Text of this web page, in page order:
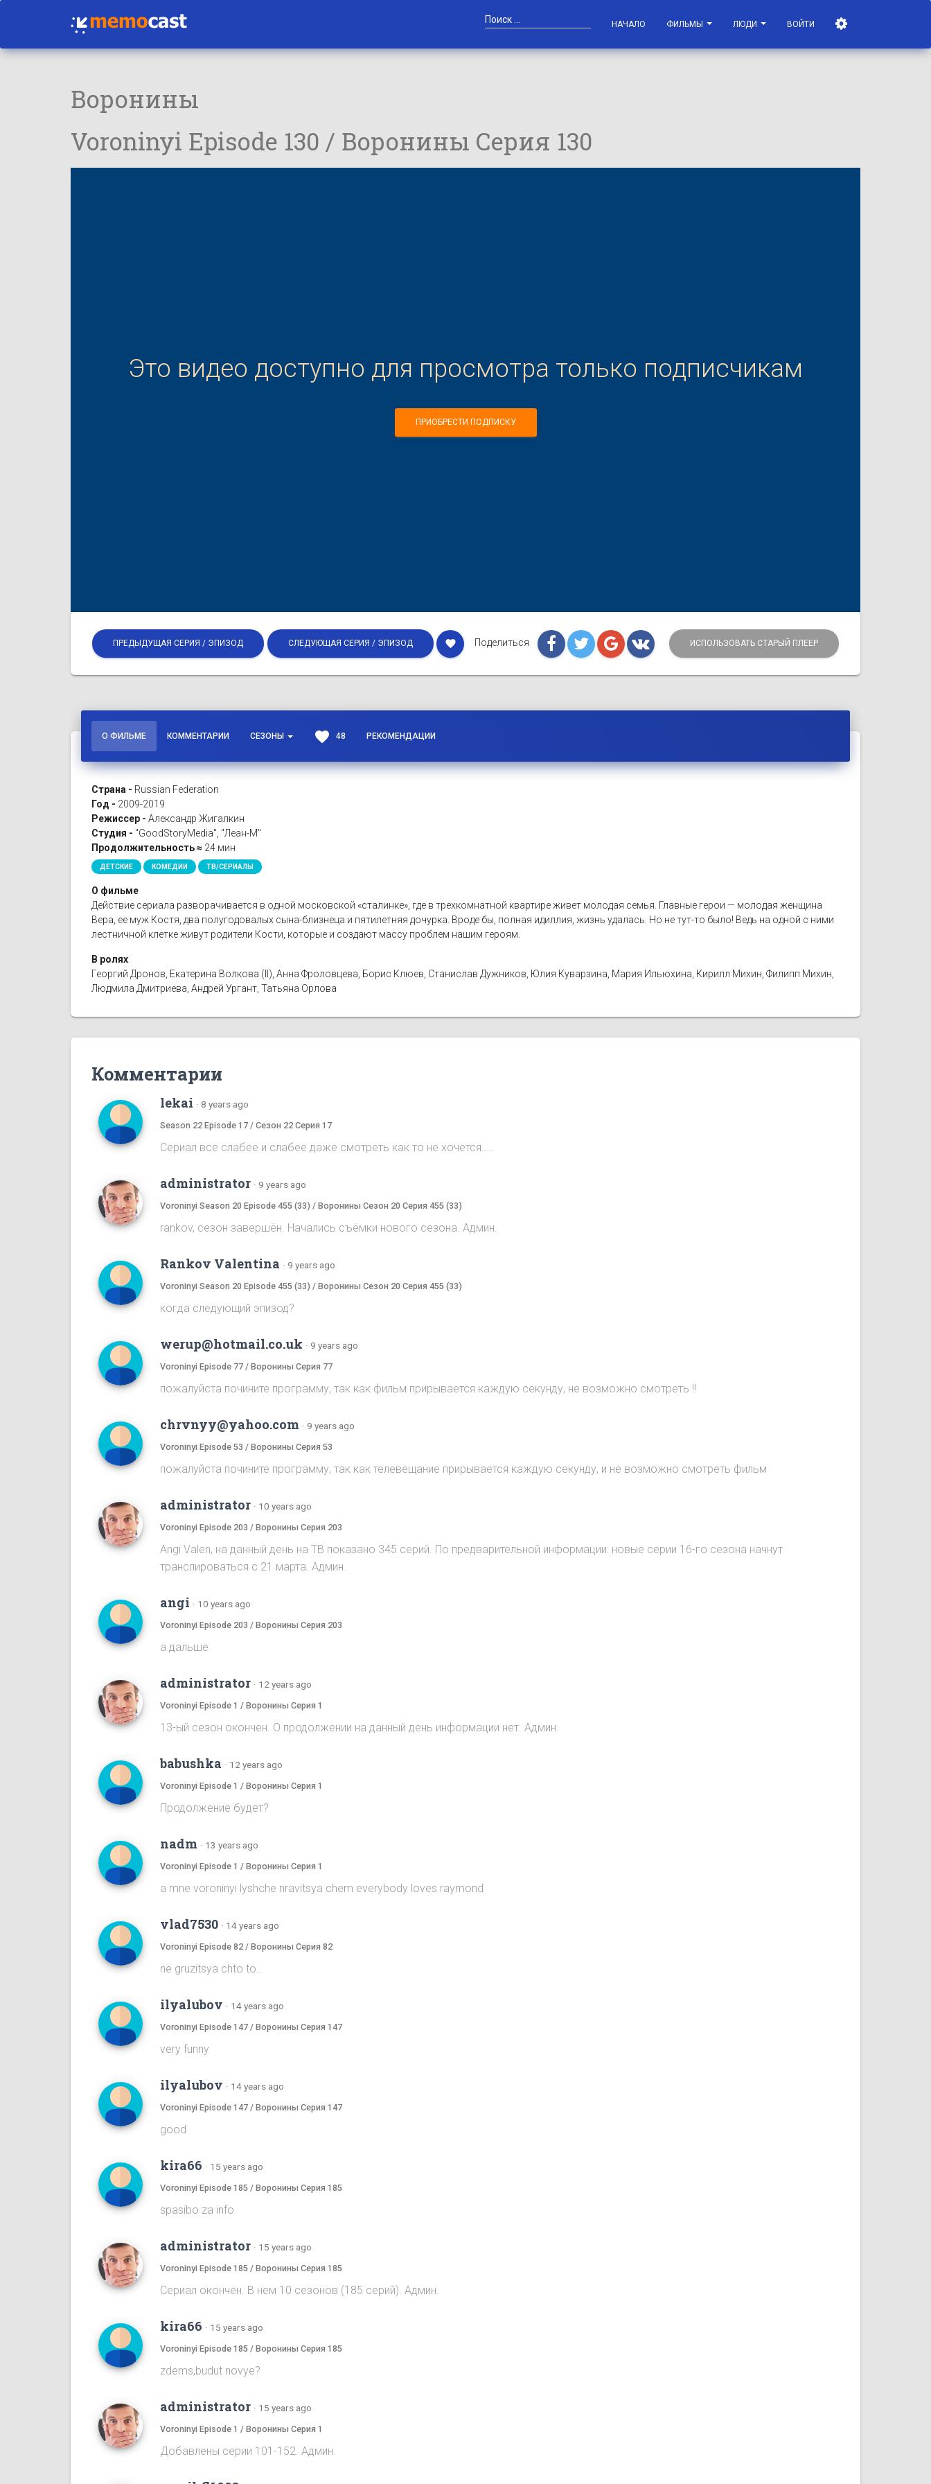
НАЧАЛО ФИЛЬМЫ ЛЮДИ ВОЙТИ
Воронины
Voroninyi Episode 130 / Воронины Серия 130
Это видео доступно для просмотра только подписчикам
ПРИОБРЕСТИ ПОДПИСКУ
ПРЕДЫДУЩАЯ СЕРИЯ / ЭПИЗОД СЛЕДУЮЩАЯ СЕРИЯ / ЭПИЗОД favorite Поделиться ИСПОЛЬЗОВАТЬ СТАРЫЙ ПЛЕЕР
О ФИЛЬМЕ КОММЕНТАРИИ СЕЗОНЫ favorite 48 РЕКОМЕНДАЦИИ
Страна - Russian Federation
Год - 2009-2019
Режиссер - Александр Жигалкин
Студия - "GoodStoryMedia", "Леан-М"
Продолжительность ≈ 24 мин
ДЕТСКИЕ КОМЕДИИ ТВ/СЕРИАЛЫ
О фильме
Действие сериала разворачивается в одной московской «сталинке», где в трехкомнатной квартире живет молодая семья. Главные герои — молодая женщина
Вера, ее муж Костя, два полугодовалых сына-близнеца и пятилетняя дочурка. Вроде бы, полная идиллия, жизнь удалась. Но не тут-то было! Ведь на одной с ними
лестничной клетке живут родители Кости, которые и создают массу проблем нашим героям.
В ролях
Георгий Дронов, Екатерина Волкова (II), Анна Фроловцева, Борис Клюев, Станислав Дужников, Юлия Куварзина, Мария Ильюхина, Кирилл Михин, Филипп Михин,
Людмила Дмитриева, Андрей Ургант, Татьяна Орлова
Комментарии
lekai · 8 years ago
Season 22 Episode 17 / Сезон 22 Серия 17
Сериал все слабее и слабее даже смотреть как то не хочется....
administrator · 9 years ago
Voroninyi Season 20 Episode 455 (33) / Воронины Сезон 20 Серия 455 (33)
rankov, сезон завершён. Начались съёмки нового сезона. Админ.
Rankov Valentina · 9 years ago
Voroninyi Season 20 Episode 455 (33) / Воронины Сезон 20 Серия 455 (33)
когда следующий эпизод?
werup@hotmail.co.uk · 9 years ago
Voroninyi Episode 77 / Воронины Серия 77
пожалуйста почините программу, так как фильм прирывается каждую секунду, не возможно смотреть !!
chrvnyy@yahoo.com · 9 years ago
Voroninyi Episode 53 / Воронины Серия 53
пожалуйста почините программу, так как телевещание прирывается каждую секунду, и не возможно смотреть фильм
administrator · 10 years ago
Voroninyi Episode 203 / Воронины Серия 203
Angi Valen, на данный день на ТВ показано 345 серий. По предварительной информации: новые серии 16-го сезона начнут
транслироваться с 21 марта. Админ.
angi · 10 years ago
Voroninyi Episode 203 / Воронины Серия 203
а дальше
administrator · 12 years ago
Voroninyi Episode 1 / Воронины Серия 1
13-ый сезон окончен. О продолжении на данный день информации нет. Админ.
babushka · 12 years ago
Voroninyi Episode 1 / Воронины Серия 1
Продолжение будет?
nadm · 13 years ago
Voroninyi Episode 1 / Воронины Серия 1
a mne voroninyi lyshche nravitsya chem everybody loves raymond
vlad7530 · 14 years ago
Voroninyi Episode 82 / Воронины Серия 82
ne gruzitsya chto to..
ilyalubov · 14 years ago
Voroninyi Episode 147 / Воронины Серия 147
very funny
ilyalubov · 14 years ago
Voroninyi Episode 147 / Воронины Серия 147
good
kira66 · 15 years ago
Voroninyi Episode 185 / Воронины Серия 185
spasibo za info
administrator · 15 years ago
Voroninyi Episode 185 / Воронины Серия 185
Сериал окончен. В нем 10 сезонов (185 серий). Админ.
kira66 · 15 years ago
Voroninyi Episode 185 / Воронины Серия 185
zdems,budut novye?
administrator · 15 years ago
Voroninyi Episode 1 / Воронины Серия 1
Добавлены серии 101-152. Админ.